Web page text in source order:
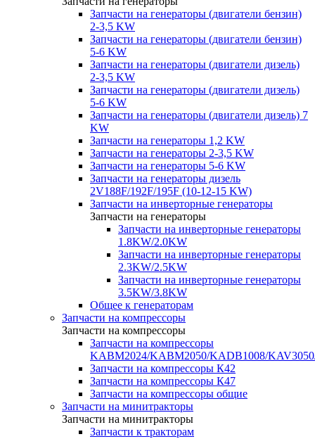
Запчасти на генераторы (двигатели бензин)
2-3,5 KW
Запчасти на генераторы (двигатели бензин)
5-6 KW
Запчасти на генераторы (двигатели дизель)
2-3,5 KW
Запчасти на генераторы (двигатели дизель)
5-6 KW
Запчасти на генераторы (двигатели дизель) 7
KW
Запчасти на генераторы 1,2 KW
Запчасти на генераторы 2-3,5 KW
Запчасти на генераторы 5-6 KW
Запчасти на генераторы дизель
2V188F/192F/195F (10-12-15 KW)
Запчасти на инверторные генераторы
Запчасти на генераторы
Запчасти на инверторные генераторы
1.8KW/2.0KW
Запчасти на инверторные генераторы
2.3KW/2.5KW
Запчасти на инверторные генераторы
3.5KW/3.8KW
Общее к генераторам
Запчасти на компрессоры
Запчасти на компрессоры
Запчасти на компрессоры
KABM2024/KABM2050/KADB1008/
Запчасти на компрессоры К42
Запчасти на компрессоры К47
Запчасти на компрессоры общие
Запчасти на минитракторы
Запчасти на минитракторы
Запчасти к тракторам